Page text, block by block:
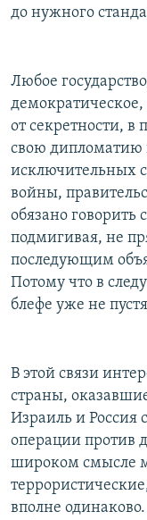
до нужного
Любое
от секретности, в
свою дипломатию
исключительных
войны,
обязано говорить
подмигивая, не
последующим
Потому что в
блефе уже не
В этой связи
страны,
Израиль и Россия
операции против
широком смысле
вполне